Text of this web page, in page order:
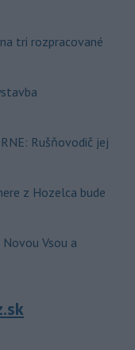
tri rozpracované
Rušňovodič jej
z Hozelca bude
Novou Vsou a